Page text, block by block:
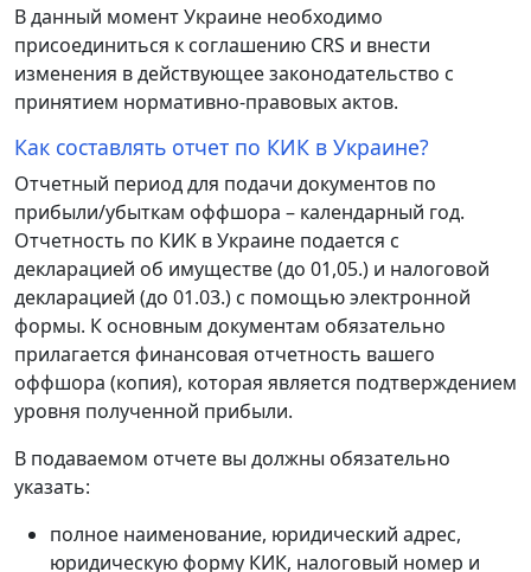
В данный момент Украине необходимо
присоединиться к соглашению CRS и внести
изменения в действующее законодательство с
принятием нормативно-правовых актов.
Как составлять отчет по КИК в Украине?
Отчетный период для подачи документов по
прибыли/убыткам оффшора – календарный год.
Отчетность по КИК в Украине подается с
декларацией об имуществе (до 01,05.) и налоговой
декларацией (до 01.03.) с помощью электронной
формы. К основным документам обязательно
прилагается финансовая отчетность вашего
оффшора (копия), которая является подтверждением
уровня полученной прибыли.
В подаваемом отчете вы должны обязательно
указать:
полное наименование, юридический адрес,
юридическую форму КИК, налоговый номер и